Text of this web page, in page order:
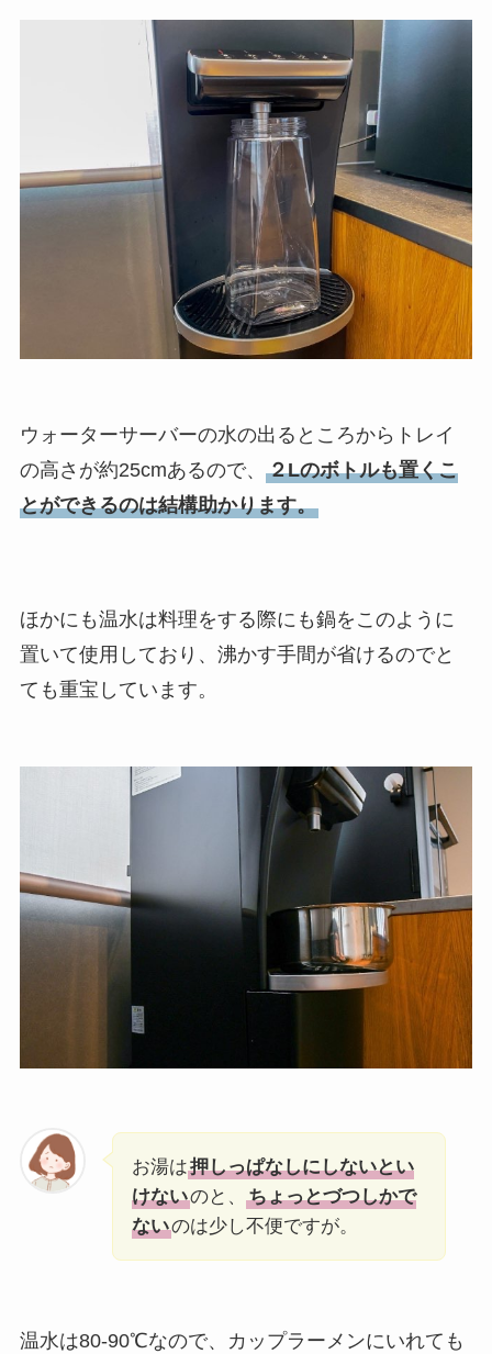
ウォーターサーバーの水の出るところからトレイ
の高さが約25cmあるので、 ２Lのボトルも置くこ
とができるのは結構助かります。
ほかにも温水は料理をする際にも鍋をこのように
置いて使用しており、沸かす手間が省けるのでと
ても重宝しています。
お湯は押しっぱなしにしないとい
けないのと、
ちょっとづつしかで
ないのは少し不便ですが。
温水は80-90℃なので、カップラーメンにいれても